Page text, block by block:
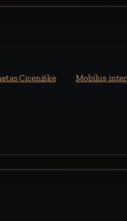
Cicėniškė Mobilus